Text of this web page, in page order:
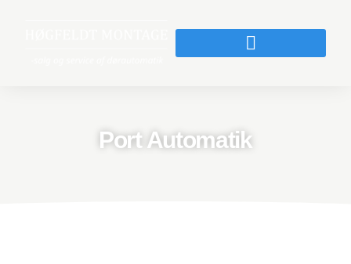
Port Automatik